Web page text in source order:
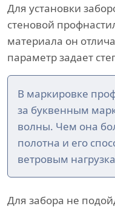
Для установки
стеновой
материала он
параметр задает
В маркировке
за буквенным
волны. Чем она
полотна и его
ветровым
Для забора не